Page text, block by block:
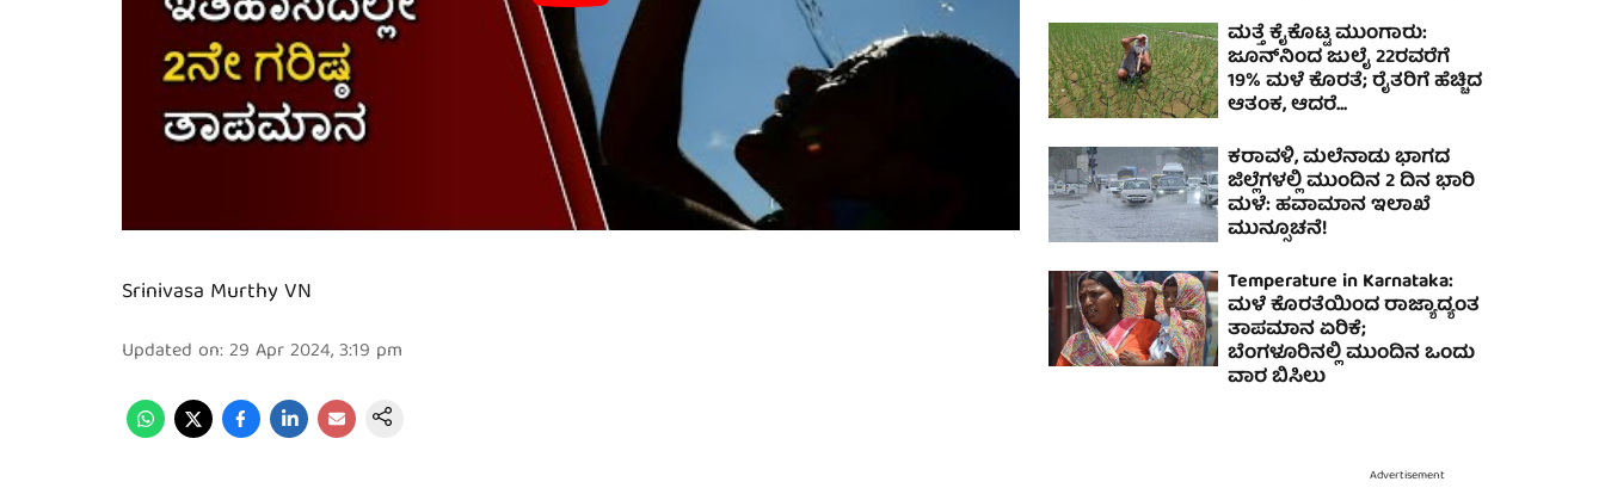
Srinivasa Murthy VN
Updated on:29 Apr 2024, 3:19 pm
ಮತ್ತೆ ಕೈಕೊಟ್ಟ ಮುಂಗಾರು:
ಜೂನ್‌ನಿಂದ ಜುಲೈ 22ರವರೆಗೆ
19% ಮಳೆ ಕೊರತೆ; ರೈತರಿಗೆ ಹೆಚ್ಚಿದ
ಆತಂಕ, ಆದರೆ...
ಕರಾವಳಿ, ಮಲೆನಾಡು ಭಾಗದ
ಜಿಲ್ಲೆಗಳಲ್ಲಿ ಮುಂದಿನ 2 ದಿನ ಭಾರಿ
ಮಳೆ: ಹವಾಮಾನ ಇಲಾಖೆ
ಮುನ್ಸೂಚನೆ!
Temperature in Karnataka:
ಮಳೆ ಕೊರತೆಯಿಂದ ರಾಜ್ಯಾದ್ಯಂತ
ತಾಪಮಾನ ಏರಿಕೆ;
ಬೆಂಗಳೂರಿನಲ್ಲಿ ಮುಂದಿನ ಒಂದು
ವಾರ ಬಿಸಿಲು
Advertisement